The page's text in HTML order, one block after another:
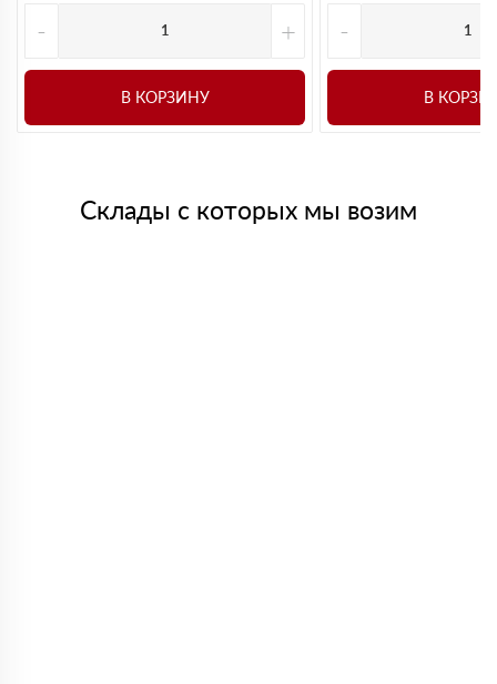
- +
В КОРЗИНУ
-
В
Склады с которых мы возим